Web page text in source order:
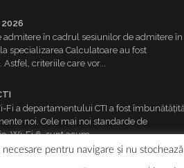
2026
admitere în cadrul sesiunilor de admitere în
specializarea Calculatoare au fost
Astfel, criteriile care vor...
Fi a departamentului CTI a fost
noi. Cele mai noi standarde de
Wi-Fi 6, sunt acum...
pentru navigare și nu